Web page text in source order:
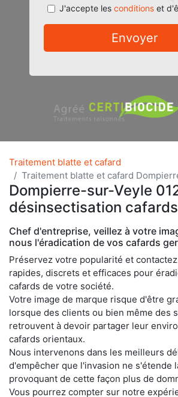
J'accepte les conditionset
Envoyer
Traitement blatte et cafard
Traitement blatte et cafard
Dompierre-sur-Veyle
désinsectisation
Chef d'entreprise, veillez à votre
nous l'éradication de vos cafards
Préservez votre popularité et
rapides, discrets et efficaces pour
cafards de votre société.
Votre image de marque risque d'être
lorsque des clients ou bien même des
retrouvent à devoir partager leur
cafards orientaux.
Nous intervenons dans les meilleurs
d'empêcher que l'invasion ne s'étende
provoquant de cette façon plus de
Vous pourrez compter sur notre